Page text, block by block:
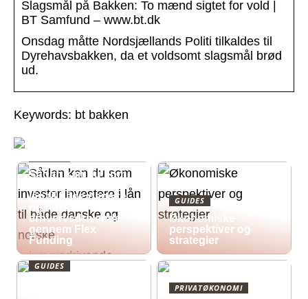
Slagsmål på Bakken: To mænd sigtet for vold |
BT Samfund – www.bt.dk
Onsdag måtte Nordsjællands Politi tilkaldes til
Dyrehavsbakken, da et voldsomt slagsmål brød
ud.
Keywords: bt bakken
Sådan kan du som
lån til både danske
og norske
erhvervsdrivende
gennem Flex
Funding
GUIDES
Økonomiske
perspektiver og
strategier
GUIDES
PRIVATØKONOMI